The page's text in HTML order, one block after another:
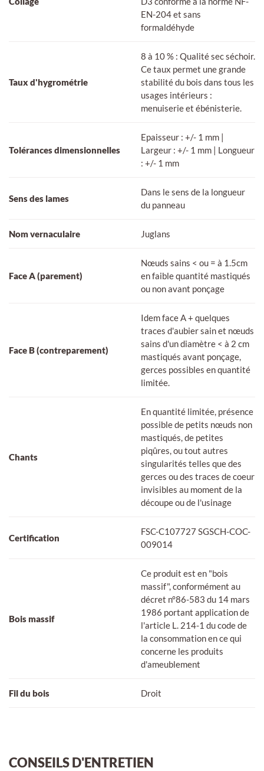
EN-204 et sans
formaldéhyde
Taux d'hygrométrie
8 à 10 % : Qualité sec séchoir.
Ce taux permet une grande
stabilité du bois dans tous les
usages intérieurs :
menuiserie et ébénisterie.
Tolérances dimensionnelles
Epaisseur : +/- 1 mm |
Largeur : +/- 1 mm | Longueur
: +/- 1 mm
Sens des lames
Dans le sens de la longueur
du panneau
Nom vernaculaire Juglans
Face A (parement)
Nœuds sains < ou = à 1.5cm
en faible quantité mastiqués
ou non avant ponçage
Face B (contreparement)
Idem face A + quelques
traces d'aubier sain et nœuds
sains d'un diamètre < à 2 cm
mastiqués avant ponçage,
gerces possibles en quantité
limitée.
Chants
En quantité limitée, présence
possible de petits nœuds non
mastiqués, de petites
piqûres, ou tout autres
singularités telles que des
gerces ou des traces de coeur
invisibles au moment de la
découpe ou de l'usinage
Certification
FSC-C107727 SGSCH-COC-
009014
Bois massif
Ce produit est en "bois
massif", conformément au
décret n°86-583 du 14 mars
1986 portant application de
l'article L. 214-1 du code de
la consommation en ce qui
concerne les produits
d'ameublement
Fil du bois Droit
CONSEILS D'ENTRETIEN